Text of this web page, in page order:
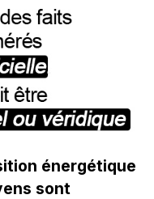
énergétique
sont